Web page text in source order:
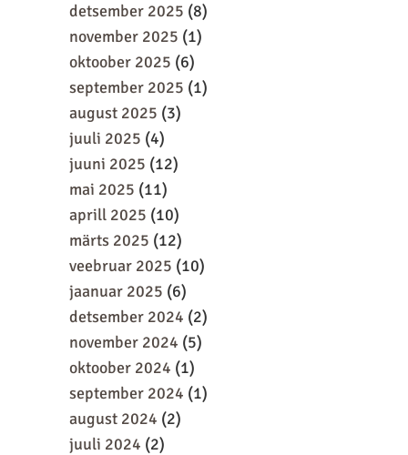
detsember 2025 (8)
november 2025 (1)
oktoober 2025 (6)
september 2025 (1)
august 2025 (3)
juuli 2025 (4)
juuni 2025 (12)
mai 2025 (11)
aprill 2025 (10)
märts 2025 (12)
veebruar 2025 (10)
jaanuar 2025 (6)
detsember 2024 (2)
november 2024 (5)
oktoober 2024 (1)
september 2024 (1)
august 2024 (2)
juuli 2024 (2)